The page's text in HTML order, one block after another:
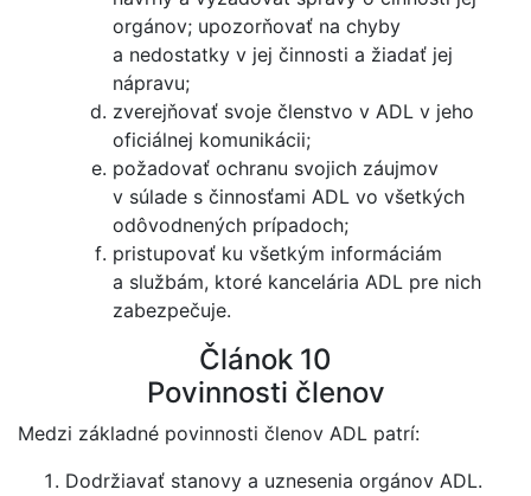
orgánov; upozorňovať na chyby
a nedostatky v jej činnosti a žiadať jej
nápravu;
zverejňovať svoje členstvo v ADL v jeho
oficiálnej komunikácii;
požadovať ochranu svojich záujmov
v súlade s činnosťami ADL vo všetkých
odôvodnených prípadoch;
pristupovať ku všetkým informáciám
a službám, ktoré kancelária ADL pre nich
zabezpečuje.
Článok 10
Povinnosti členov
Medzi základné povinnosti členov ADL patrí:
Dodržiavať stanovy a uznesenia orgánov ADL.